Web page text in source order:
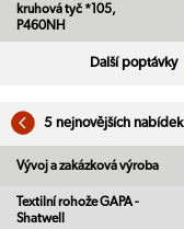
kruhová tyč *105,
P460NH
Další poptávky
5 nejnovějších nabídek
Vývoj a zakázková výroba
Textilní rohože GAPA -
Shatwell